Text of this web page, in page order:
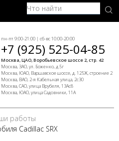
пн-пт 9:00-21:00 | сб-вс 10:00-20:00
+7 (925) 525-04-85
Москва, ЦАО, Воробьевское шоссе 2, стр. 42
Москва, ЗАО, ул. Боженко, д.5г
Москва, ЮАО, Варшавское шоссе, д. 125Ж, строение 2
Москва, ВАО, 2-я Кабельная улица, 2с30
Москва, САО, улица Врубеля, 13Ас8
Москва, ЮАО, улица Садовники, 11А
работы
Cadillac SRX